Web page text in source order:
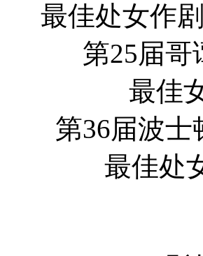
最佳处女作剧
第25届哥
最佳女
第36届波士
最佳处女